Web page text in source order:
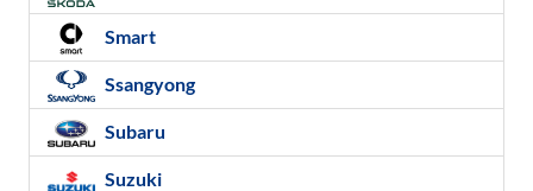
Smart
Ssangyong
Subaru
Suzuki